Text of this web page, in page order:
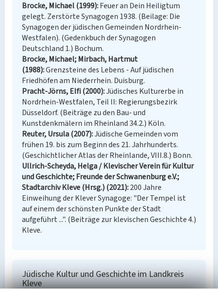
Brocke, Michael (1999) Feuer an Dein Heiligtum
gelegt. Zerstörte Synagogen 1938. (Beilage: Die
Synagogen der jüdischen Gemeinden Nordrhein-
Westfalen). (Gedenkbuch der Synagogen
Deutschland 1.) Bochum.
Brocke, Michael; Mirbach, Hartmut
(1988) Grenzsteine des Lebens - Auf jüdischen
Friedhöfen am Niederrhein. Duisburg.
Pracht-Jörns, Elfi (2000) Jüdisches Kulturerbe in
Nordrhein-Westfalen, Teil II: Regierungsbezirk
Düsseldorf. (Beiträge zu den Bau- und
Kunstdenkmälern im Rheinland 34.2.) Köln.
Reuter, Ursula (2007) Jüdische Gemeinden vom
frühen 19. bis zum Beginn des 21. Jahrhunderts.
(Geschichtlicher Atlas der Rheinlande, VIII.8.) Bonn.
Ullrich-Scheyda, Helga / Klevischer Verein für Kultur
und Geschichte; Freunde der Schwanenburg e.V.;
Stadtarchiv Kleve (Hrsg.) (2021) 200 Jahre
Einweihung der Klever Synagoge: "Der Tempel ist
auf einem der schönsten Punkte der Stadt
aufgeführt ...". (Beiträge zur klevischen Geschichte 4.)
Kleve.
Jüdische Kultur und Geschichte im Landkreis
Kleve